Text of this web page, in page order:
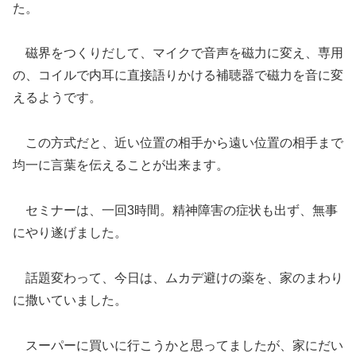
た。
磁界をつくりだして、マイクで音声を磁力に変え、専用
の、コイルで内耳に直接語りかける補聴器で磁力を音に変
えるようです。
この方式だと、近い位置の相手から遠い位置の相手まで
均一に言葉を伝えることが出来ます。
セミナーは、一回3時間。精神障害の症状も出ず、無事
にやり遂げました。
話題変わって、今日は、ムカデ避けの薬を、家のまわり
に撒いていました。
スーパーに買いに行こうかと思ってましたが、家にだい